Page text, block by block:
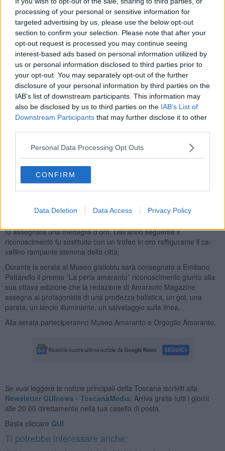
processing of your personal or sensitive information for
targeted advertising by us, please use the below opt-out
section to confirm your selection. Please note that after your
opt-out request is processed you may continue seeing
interest-based ads based on personal information utilized by
us or personal information disclosed to third parties prior to
your opt-out. You may separately opt-out of the further
disclosure of your personal information by third parties on the
IAB’s list of downstream participants. This information may
also be disclosed by us to third parties on the IAB’s List of
Downstream Participants that may further disclose it to other
Personal Data Processing Opt Outs
CONFIRM
Data Deletion Data Access Privacy Policy
quinto posto finale.
Pattarello scrive il suo nome nell’albo d’oro del premio calcistico più
antico d’Italia giunto al suo sessantottesimo anno. La punta
dell’Arezzo entra di diritto nella storia calcio aretino a fianco di
giocatori già vincitori del Cavallino d’Oro come Bozzao, Tassinari,
Neri, Pellicanò, Orsi, Tovalieri, Floro Flores, Moscardelli.
La classifica finale: Emiliano Pattarello 8,17, Luca Trombini 7,33,
Filippo Guccione 7,00.
La data della cerimonia di premiazione, aperta a tifosi e sostenitori
Museo del quartiere.
Il Cavallino d’Oro nasce nel 1958 da un’idea del Rettore Giulio
Teoni. Il Consiglio Direttivo del Quartiere di Porta Santo Spirito
decise quindi di istituire il premio ed assegnarlo al giocato-re
rendimento sia dal lato tecni-co che da quello agonistico.
fu assegnata una medaglia d'oro. Dall'anno seguente il
riconoscimento fu sostituito con un trofeo in oro raffigurante il ca-
vallino rampante stemma della città.
Durante la serata al Museo gialloblu sarà consegnato a Emiliano
Pattarello il premio “La perla amaranto” riconoscimento giunto alla
sua ottava edizione che la redazione di Amaranto Magazine
assegna al protagonista di una prodezza balistica, un gol, una
parata, un lancio illuminante, un salvataggio sulla linea.
Alla serata parteciperanno Museo Amaranto e Orgoglio Amaranto.
Se vuoi leggere le notizie principali della Toscana iscriviti alla
Newsletter QUInews - ToscanaMedia. Arriva gratis tutti i giorni
alle 20:00 direttamente nella tua casella di posta.
Basta cliccare QUI
Ti potrebbe interessare anche: